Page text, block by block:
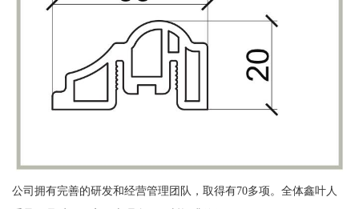
公司拥有完善的研发和经营管理团队，取得有70多项。全体鑫叶人